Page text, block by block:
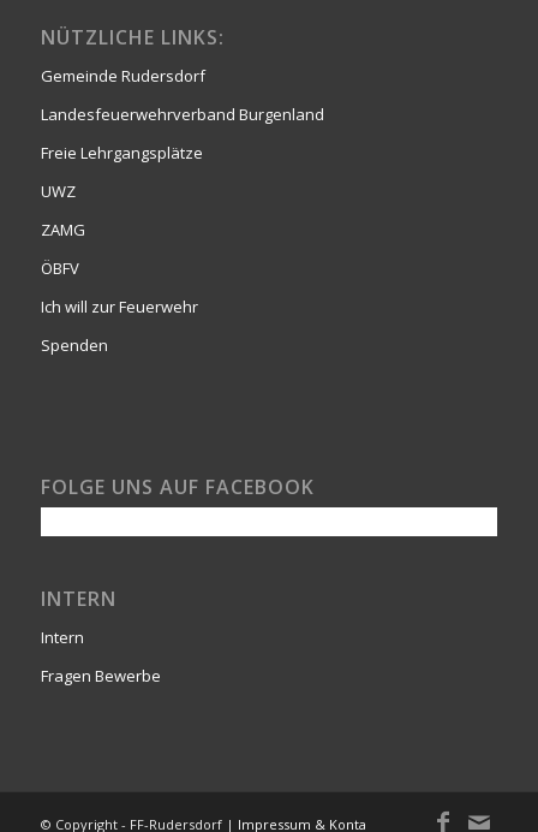
NÜTZLICHE LINKS:
Gemeinde Rudersdorf
Landesfeuerwehrverband Burgenland
Freie Lehrgangsplätze
UWZ
ZAMG
ÖBFV
Ich will zur Feuerwehr
Spenden
FOLGE UNS AUF FACEBOOK
INTERN
Intern
Fragen Bewerbe
© Copyright - FF-Rudersdorf | Impressum & Kontakt powered by Enfold